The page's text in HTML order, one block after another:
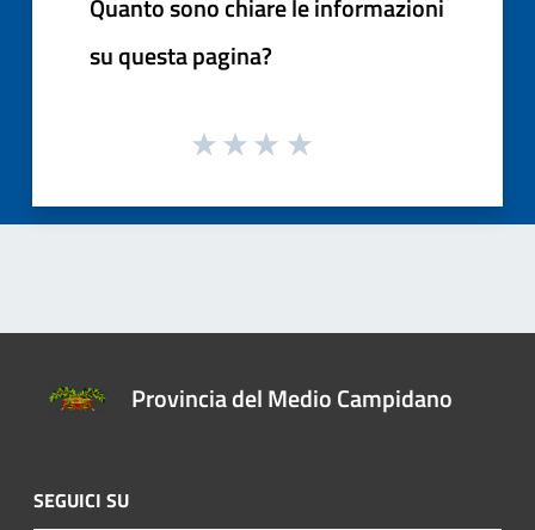
Quanto sono chiare le informazioni
su questa pagina?
Provincia del Medio Campidano
SEGUICI SU